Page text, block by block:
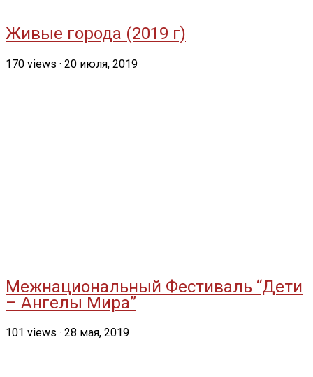
Живые города (2019 г)
170 views · 20 июля, 2019
Межнациональный Фестиваль “Дети
– Ангелы Мира”
101 views · 28 мая, 2019